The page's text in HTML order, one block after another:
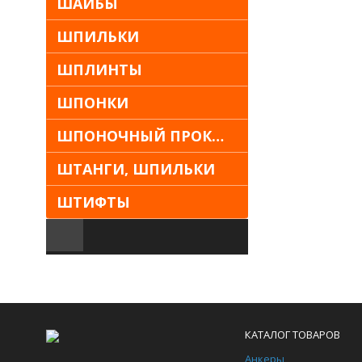
ШПИЛЬКИ
ШПЛИНТЫ
ШПОНКИ
ШПОНОЧНЫЙ ПРОКАТ
ШТАНГИ, ШПИЛЬКИ
ШТИФТЫ
КАТАЛОГ ТОВАРОВ
Анкеры